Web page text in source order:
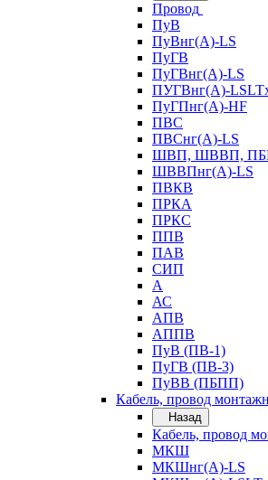
Провод
ПуВ
ПуВнг(А)-LS
ПуГВ
ПуГВнг(А)-LS
ПУГВнг(А)-
ПуГПнг(А)-HF
ПВС
ПВСнг(А)-LS
ШВП, ШВВП,
ШВВПнг(А)-LS
ПВКВ
ПРКА
ПРКС
ППВ
ПАВ
СИП
А
АС
АПВ
АППВ
ПуВ (ПВ-1)
ПуГВ (ПВ-3)
ПуВВ (ПБПП)
Кабель, провод
Назад
Кабель, провод
МКШ
МКШнг(А)-LS